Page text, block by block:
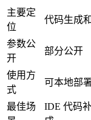
主要定
位
代码生成
参数公
开
部分公开
使用方
式
可本地部
最佳场
IDE 代码